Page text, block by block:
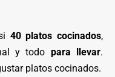
40 platos cocinados,
y todo para llevar.
platos cocinados.